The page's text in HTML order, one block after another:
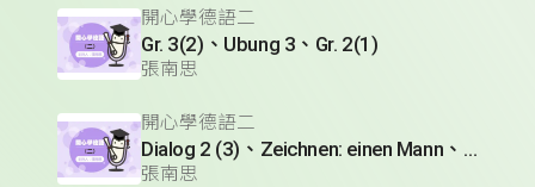
開心學德語二
Gr. 3(2)、Ubung 3、Gr. 2(1)
張南思
開心學德語二
Dialog 2 (3)、Zeichnen: einen Mann、Lesetext 1(1)
張南思